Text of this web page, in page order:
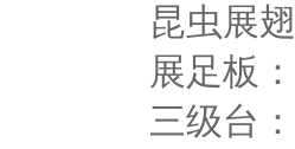
昆虫展
展足板
三级台